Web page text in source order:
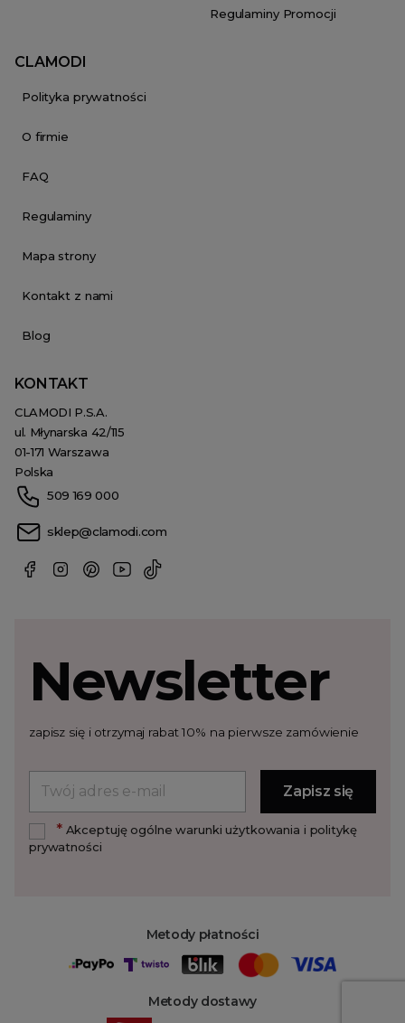
Regulaminy Promocji
CLAMODI
Polityka prywatności
O firmie
FAQ
Regulaminy
Mapa strony
Kontakt z nami
Blog
KONTAKT
CLAMODI P.S.A.
ul. Młynarska 42/115
01-171 Warszawa
Polska
509 169 000
sklep@clamodi.com
Metody płatności
Metody dostawy
Newsletter
zapisz się i otrzymaj rabat 10% na pierwsze zamówienie
*Akceptuję ogólne warunki użytkowania i politykę
prywatności